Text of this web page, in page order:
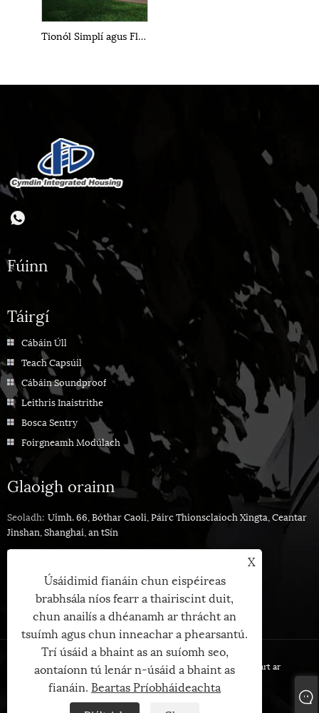
Tionól Simplí agus Flaithiúil Fast Seomra Fillte Sciathán Dúbailte
Fúinn
Táirgí
Cábáin Úll
Teach Capsúil
Cábáin Soundproof
Leithris Inaistrithe
Bosca Sentry
Foirgneamh Modúlach
Glaoigh orainn
Seoladh: Uimh. 66, Bóthar Caoli, Páirc Thionsclaíoch Xingta, Ceantar
Jinshan, Shanghai, an tSín
Teil: +86-021-33558839
+86-13661698568
Ríomhphost: sandy@cymdin.com
Cóipcheart © 2024 Shanghai Cymdin Industrial Co., Ltd. Gach ceart ar
RSS XML Beartas Príobháideachta
X
Úsáidimid fianáin chun eispéireas
brabhsála níos fearr a thairiscint duit,
chun anailís a dhéanamh ar thrácht an
tsuímh agus chun inneachar a phearsantú.
Trí úsáid a bhaint as an suíomh seo,
aontaíonn tú lenár n-úsáid a bhaint as
fianáin. Beartas Príobháideachta